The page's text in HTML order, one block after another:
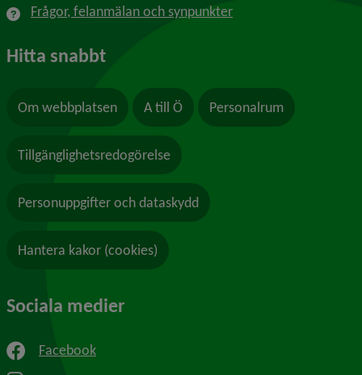
Frågor, felanmälan och synpunkter
Hitta snabbt
Om webbplatsen A till Ö Personalrum
Tillgänglighetsredogörelse
Personuppgifter och dataskydd
Hantera kakor (cookies)
Sociala medier
Facebook